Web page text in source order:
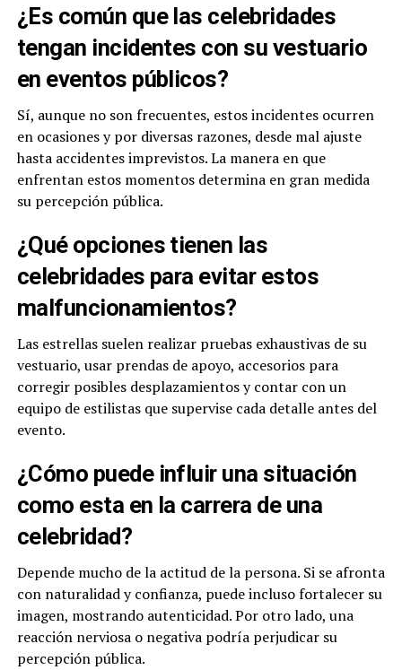
¿Es común que las celebridades
tengan incidentes con su vestuario
en eventos públicos?
Sí, aunque no son frecuentes, estos incidentes ocurren
en ocasiones y por diversas razones, desde mal ajuste
hasta accidentes imprevistos. La manera en que
enfrentan estos momentos determina en gran medida
su percepción pública.
¿Qué opciones tienen las
celebridades para evitar estos
malfuncionamientos?
Las estrellas suelen realizar pruebas exhaustivas de su
vestuario, usar prendas de apoyo, accesorios para
corregir posibles desplazamientos y contar con un
equipo de estilistas que supervise cada detalle antes del
evento.
¿Cómo puede influir una situación
como esta en la carrera de una
celebridad?
Depende mucho de la actitud de la persona. Si se afronta
con naturalidad y confianza, puede incluso fortalecer su
imagen, mostrando autenticidad. Por otro lado, una
reacción nerviosa o negativa podría perjudicar su
percepción pública.